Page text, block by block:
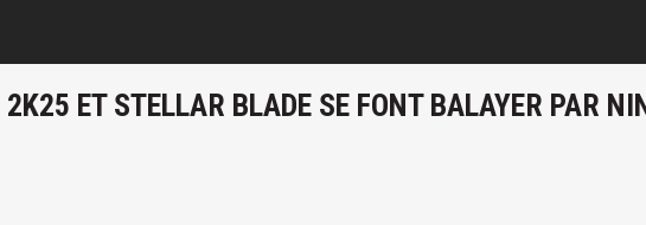
ET STELLAR BLADE SE FONT BALAYER PAR